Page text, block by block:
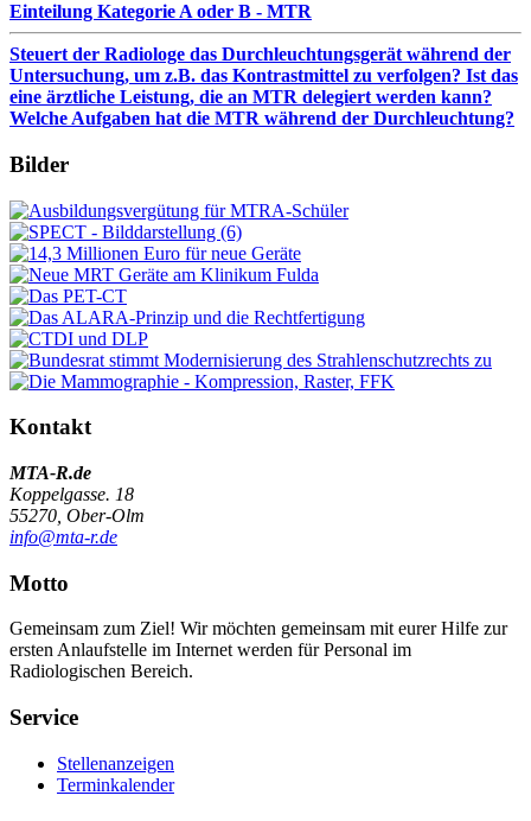
Einteilung Kategorie A oder B - MTR
Steuert der Radiologe das Durchleuchtungsgerät während der
Untersuchung, um z.B. das Kontrastmittel zu verfolgen? Ist das
eine ärztliche Leistung, die an MTR delegiert werden kann?
Welche Aufgaben hat die MTR während der Durchleuchtung?
Bilder
Kontakt
MTA-R.de
Koppelgasse. 18
55270, Ober-Olm
info@mta-r.de
Motto
Gemeinsam zum Ziel! Wir möchten gemeinsam mit eurer Hilfe zur
ersten Anlaufstelle im Internet werden für Personal im
Radiologischen Bereich.
Service
Stellenanzeigen
Terminkalender